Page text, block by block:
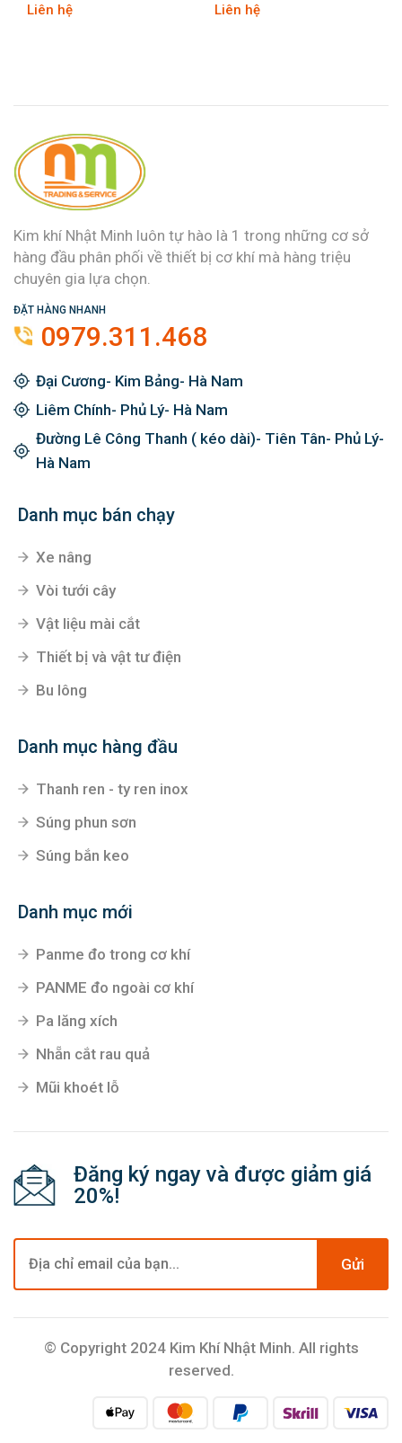
Liên hệ Liên hệ
Kim khí Nhật Minh luôn tự hào là 1 trong những cơ sở
hàng đầu phân phối về thiết bị cơ khí mà hàng triệu
chuyên gia lựa chọn.
ĐẶT HÀNG NHANH
0979.311.468
Đại Cương- Kim Bảng- Hà Nam
Liêm Chính- Phủ Lý- Hà Nam
Đường Lê Công Thanh ( kéo dài)- Tiên Tân- Phủ Lý-
Hà Nam
Danh mục bán chạy
Xe nâng
Vòi tưới cây
Vật liệu mài cắt
Thiết bị và vật tư điện
Bu lông
Danh mục hàng đầu
Thanh ren - ty ren inox
Súng phun sơn
Súng bắn keo
Danh mục mới
Panme đo trong cơ khí
PANME đo ngoài cơ khí
Pa lăng xích
Nhẵn cắt rau quả
Mũi khoét lỗ
Đăng ký ngay và được giảm giá
20%!
Gửi
© Copyright 2024 Kim Khí Nhật Minh. All rights
reserved.